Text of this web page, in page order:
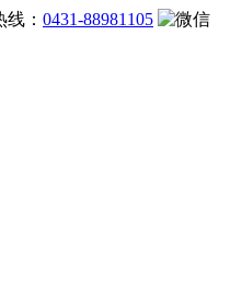
线： 0431-88981105